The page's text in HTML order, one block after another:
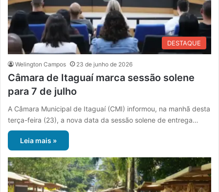
DESTAQUE
Welington Campos 23 de junho de 2026
Câmara de Itaguaí marca sessão solene
para 7 de julho
A Câmara Municipal de Itaguaí (CMI) informou, na manhã desta
terça-feira (23), a nova data da sessão solene de entrega…
Leia mais »